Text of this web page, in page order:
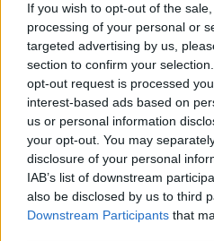
If you wish to opt-out of the
processing of your personal or
targeted advertising by us,
section to confirm your
opt-out request is processed
interest-based ads based on
us or personal information
your opt-out. You may
disclosure of your personal
IAB’s list of downstream
also be disclosed by us to third
Downstream Participants that